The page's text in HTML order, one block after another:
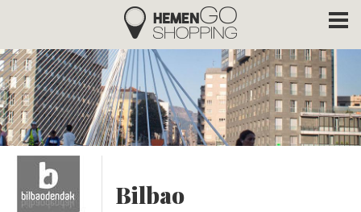
Pasar al contenido principal
Hemengo Shopping
Bilbao